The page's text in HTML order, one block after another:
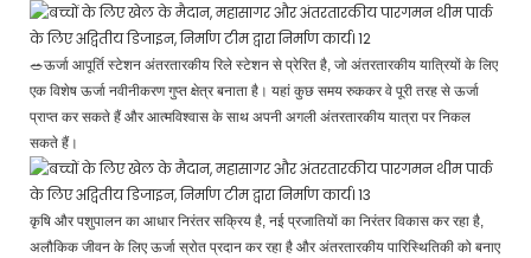
🥗ऊर्जा आपूर्ति स्टेशन अंतरतारकीय रिले स्टेशन से प्रेरित है, जो अंतरतारकीय यात्रियों के लिए
एक विशेष ऊर्जा नवीनीकरण गुप्त क्षेत्र बनाता है। यहां कुछ समय रुककर वे पूरी तरह से ऊर्जा
प्राप्त कर सकते हैं और आत्मविश्वास के साथ अपनी अगली अंतरतारकीय यात्रा पर निकल
सकते हैं।
कृषि और पशुपालन का आधार निरंतर सक्रिय है, नई प्रजातियों का निरंतर विकास कर रहा है,
अलौकिक जीवन के लिए ऊर्जा स्रोत प्रदान कर रहा है और अंतरतारकीय पारिस्थितिकी को बनाए